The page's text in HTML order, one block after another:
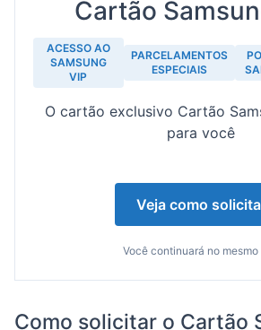
Cartão
ACESSO AO
SAMSUNG
VIP
PARCELAMENTOS
ESPECIAIS
O cartão exclusivo Cartão
para você
Veja como
Você continuará no mesmo
Como solicitar o Cartão